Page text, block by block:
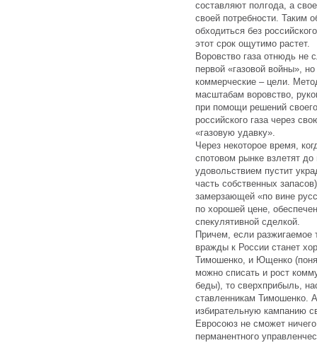
составляют полгода, а
своей потребности. Таким
обходиться без
этот срок ощутимо растет.
Воровство газа отнюдь не
первой «газовой войны»,
коммерческие – цели.
масштабам воровство,
при помощи решений
российского газа через
«газовую удавку».
Через некоторое время,
спотовом рынке взлетят
удовольствием пустит
часть собственных
замерзающей «по вине
по хорошей цене,
спекулятивной сделкой.
Причем, если разжигаемое
вражды к России станет
Тимошенко, и Ющенко
можно списать и рост
беды), то сверхприбыль,
ставленникам Тимошенко.
избирательную кампанию
Евросоюз не сможет
перманентного